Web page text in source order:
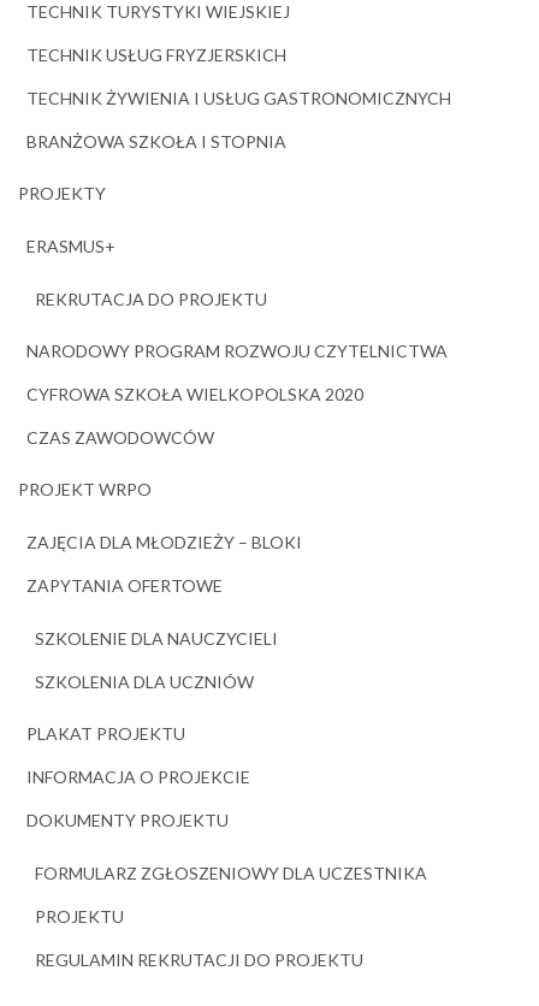
TECHNIK TURYSTYKI WIEJSKIEJ
TECHNIK USŁUG FRYZJERSKICH
TECHNIK ŻYWIENIA I USŁUG GASTRONOMICZNYCH
BRANŻOWA SZKOŁA I STOPNIA
PROJEKTY
ERASMUS+
REKRUTACJA DO PROJEKTU
NARODOWY PROGRAM ROZWOJU CZYTELNICTWA
CYFROWA SZKOŁA WIELKOPOLSKA 2020
CZAS ZAWODOWCÓW
PROJEKT WRPO
ZAJĘCIA DLA MŁODZIEŻY – BLOKI
ZAPYTANIA OFERTOWE
SZKOLENIE DLA NAUCZYCIELI
SZKOLENIA DLA UCZNIÓW
PLAKAT PROJEKTU
INFORMACJA O PROJEKCIE
DOKUMENTY PROJEKTU
FORMULARZ ZGŁOSZENIOWY DLA UCZESTNIKA
PROJEKTU
REGULAMIN REKRUTACJI DO PROJEKTU